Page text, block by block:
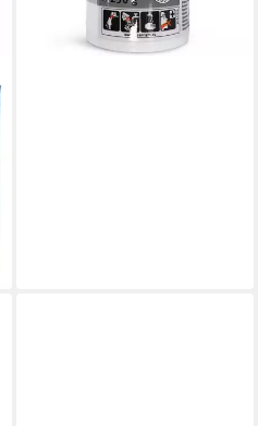
lieferbar - in 3-4 Werktagen bei dir